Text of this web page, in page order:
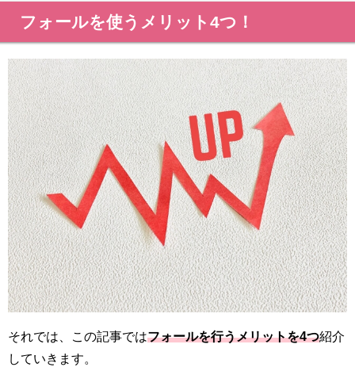
フォールを使うメリット4つ！
それでは、この記事ではフォールを行うメリットを4つ紹介
していきます。